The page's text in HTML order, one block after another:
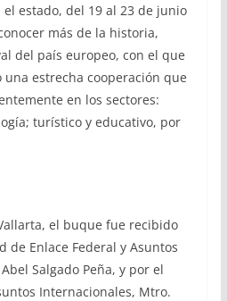
estado, del 19 al 23 de junio
más de la historia,
del país europeo, con el que
una estrecha cooperación que
en los sectores:
turístico y educativo, por
el buque fue recibido
de Enlace Federal y Asuntos
Salgado Peña, y por el
Internacionales, Mtro.